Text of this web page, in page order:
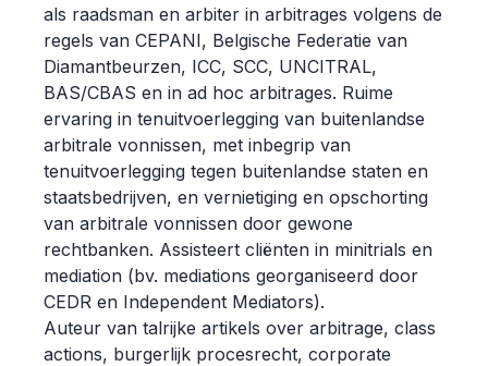
als raadsman en arbiter in arbitrages volgens de
regels van CEPANI, Belgische Federatie van
Diamantbeurzen, ICC, SCC, UNCITRAL,
BAS/CBAS en in ad hoc arbitrages. Ruime
ervaring in tenuitvoerlegging van buitenlandse
arbitrale vonnissen, met inbegrip van
tenuitvoerlegging tegen buitenlandse staten en
staatsbedrijven, en vernietiging en opschorting
van arbitrale vonnissen door gewone
rechtbanken. Assisteert cliënten in minitrials en
mediation (bv. mediations georganiseerd door
CEDR en Independent Mediators).
Auteur van talrijke artikels over arbitrage, class
actions, burgerlijk procesrecht, corporate